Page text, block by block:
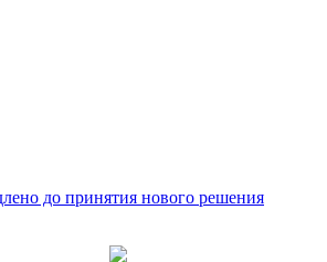
до принятия нового решения